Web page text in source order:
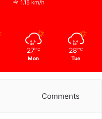
1.15 km/h
27 ℃
Mon
28 ℃
Tue
Comments